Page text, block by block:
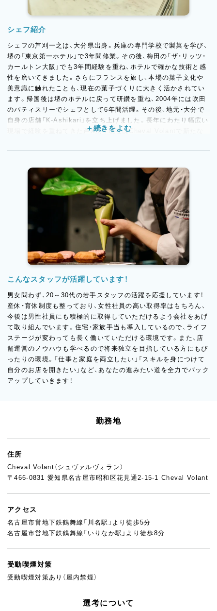
シェフ紹介
シェフの芦刈一之は、大分県出身。兵庫の専門学校で製菓を学び、
堺の「東京第一ホテル」で3年間修業。その後、梅田の「ザ・リッツ・
カールトン大阪」でも3年間経験を重ね、ホテルで確かな技術と感
性を磨いてきました。さらにフランスを旅し、本場の菓子文化や
美意識に触れたことも、現在の菓子づくりに大きく活かされてい
ます。帰国後は堺のホテルに戻って研鑽を重ね、2004年には吹田
のパティスリーでシェフとして6年間活躍。その後、地元・大分で
自身の店舗「K-Ashikari」を立ち上げました。長年にわたり幅広い
現場で経験を重ねてきた芦刈が、現在はCheval Volantで新たな
切にしながら、自身の感性を織り交ぜた、上品で印象に残る味わい
こんなスタッフが活躍しています！
男女問わず、20～30代の若手スタッフの活躍を応援しています！
産休・育休制度も整っており、女性社員の高い取得率はもちろん、
今後は男性社員にも積極的に取得していただけるよう会社をあげ
て取り組んでいます。住宅・家族手当も導入しているので、ライフ
ステージが変わっても長く働いていただける環境です。また、店
舗運営のノウハウも学べるので将来独立を目指している方にもぴ
ったりの環境。「仕事と家庭を両立したい」「スキルを身につけて
自分のお店を開きたい」など、あなたの進みたい道を全力でバック
アップしていきます！
勤務地
住所
Cheval Volant（シュヴァルヴォラン）
〒466-0831 愛知県名古屋市昭和区花見通2-15-1 Cheval Volant
アクセス
名古屋市営地下鉄鶴舞線「川名駅」より徒歩5分
名古屋市営地下鉄鶴舞線「いりなか駅」より徒歩8分
受動喫煙対策
受動喫煙対策あり（屋内禁煙）
選考について